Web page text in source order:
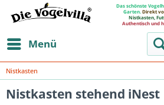
Das schönste
Garten. Direkt
Nistkasten,
Authentisch und
Menü
Nistkasten
Nistkasten stehend iNest